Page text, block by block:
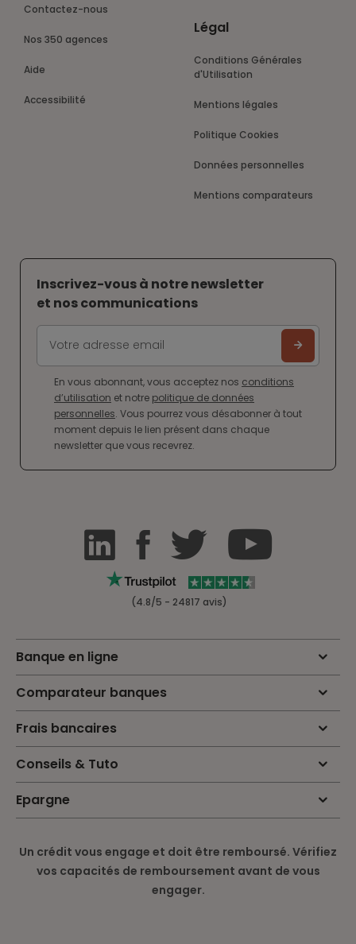
Contactez-nous
Nos 350 agences
Aide
Accessibilité
Légal
Conditions Générales
d'Utilisation
Mentions légales
Politique Cookies
Données personnelles
Mentions comparateurs
Inscrivez-vous à notre newsletter
et nos communications
En vous abonnant, vous acceptez nos conditions
d’utilisation et notre politique de données
personnelles. Vous pourrez vous désabonner à tout
moment depuis le lien présent dans chaque
newsletter que vous recevrez.
(4.8/5 - 24817 avis)
Banque en ligne
Comparateur banques
Frais bancaires
Conseils & Tuto
Epargne
Un crédit vous engage et doit être remboursé. Vérifiez
vos capacités de remboursement avant de vous
engager.